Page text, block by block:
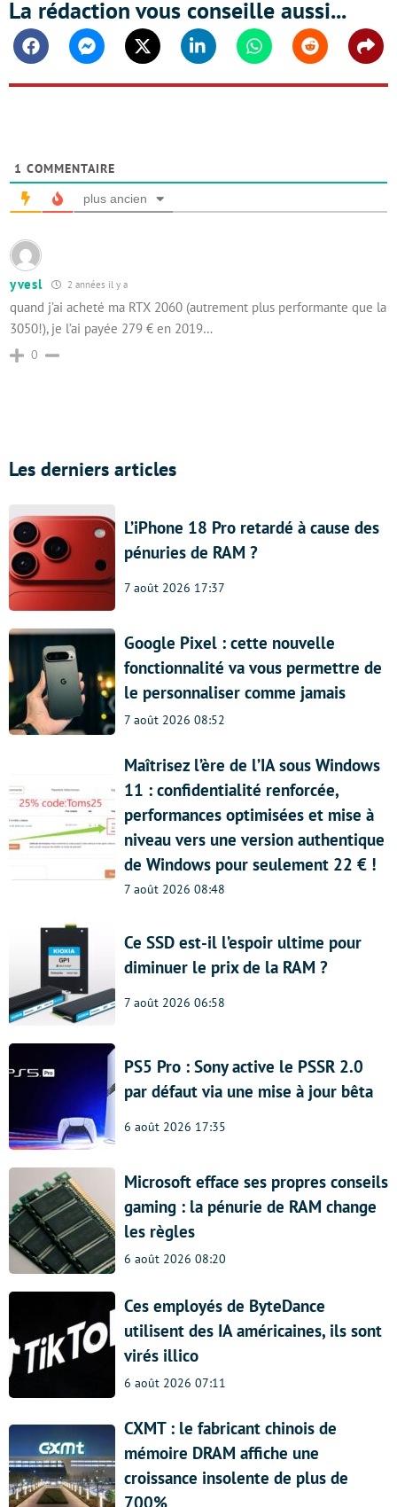
La rédaction vous conseille aussi...
FacebookMessengerTwitter Linkedin WhatsappReddit
1 COMMENTAIRE
plus ancien
yvesl 2 années il y a
quand j’ai acheté ma RTX 2060 (autrement plus performante que la
3050!), je l’ai payée 279 € en 2019…
0
Les derniers articles
L’iPhone 18 Pro retardé à cause des
pénuries de RAM ?
7 août 2026 17:37
Google Pixel : cette nouvelle
fonctionnalité va vous permettre de
le personnaliser comme jamais
7 août 2026 08:52
Maîtrisez l’ère de l’IA sous Windows
11 : confidentialité renforcée,
performances optimisées et mise à
niveau vers une version authentique
de Windows pour seulement 22 € !
7 août 2026 08:48
Ce SSD est-il l’espoir ultime pour
diminuer le prix de la RAM ?
7 août 2026 06:58
PS5 Pro : Sony active le PSSR 2.0
par défaut via une mise à jour bêta
6 août 2026 17:35
Microsoft efface ses propres conseils
gaming : la pénurie de RAM change
les règles
6 août 2026 08:20
Ces employés de ByteDance
utilisent des IA américaines, ils sont
virés illico
6 août 2026 07:11
CXMT : le fabricant chinois de
mémoire DRAM affiche une
croissance insolente de plus de
700%